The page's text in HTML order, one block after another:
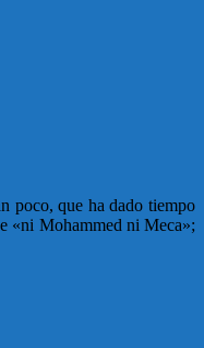
poco, que ha dado tiempo
«ni Mohammed ni Meca»;